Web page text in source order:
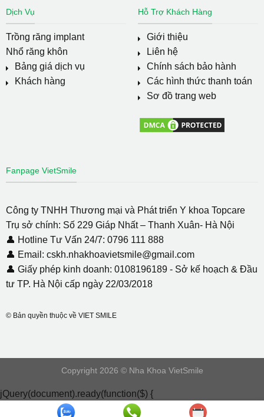
Dịch Vụ
Trồng răng implant
Nhổ răng khôn
Bảng giá dịch vụ
Khách hàng
Hỗ Trợ Khách Hàng
Giới thiệu
Liên hệ
Chính sách bảo hành
Các hình thức thanh toán
Sơ đồ trang web
Fanpage VietSmile
Công ty TNHH Thương mại và Phát triển Y khoa Topcare
Trụ sở chính: Số 229 Giáp Nhất – Thanh Xuân- Hà Nội
👤 Hotline Tư Vấn 24/7: 0796 111 888
👤 Email: cskh.nhakhoavietsmile@gmail.com
👤 Giấy phép kinh doanh: 0108196189 - Sở kế hoạch & Đầu
tư TP. Hà Nội cấp ngày 22/03/2018
© Bản quyền thuộc về VIET SMILE
Copyright 2026 © Nha Khoa VietSmile
jQuery(document).ready(function($) {
document.addEventListener( 'wpcf7mailsent', function( event ) {